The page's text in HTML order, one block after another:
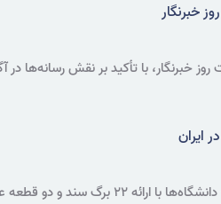
خبرنگار
روز خبرنگار، با تأکید بر نقش
ایران
نمایشگاه مجازی اسناد مرتبط با آزمون